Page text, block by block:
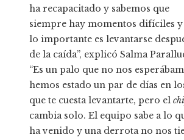
ha recapacitado y sabemos que
siempre hay momentos difíciles y
lo importante es levantarse
de la caída”, explicó Salma
“Es un palo que no nos
hemos estado un par de días en
que te cuesta levantarte, pero el
cambia solo. El equipo sabe a lo
ha venido y una derrota no nos